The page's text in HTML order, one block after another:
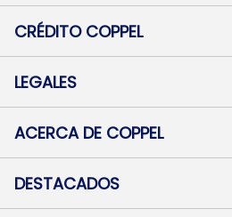
Términos y condiciones
Botón de arrepentimiento
Mapa de sitio
CRÉDITO COPPEL
Solicitar Crédito
Medios de Pago
Pago Fácil Online
LEGALES
Baja contratos
Defensa al consumidor CABA
ACERCA DE COPPEL
Trabajá con Nosotros
Preguntas Frecuentes
DESTACADOS